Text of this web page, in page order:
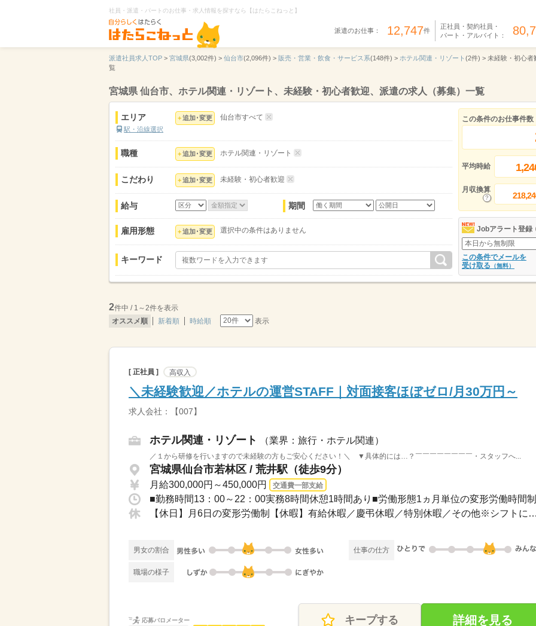
社員・派遣・パートのお仕事・求人情報を探すなら【はたらこねっと】
派遣のお仕事： 12,747件
正社員・契約社員・
パート・アルバイト：
派遣社員求人TOP > 宮城県(3,002件) > 仙台市(2,096件) > 販売・営業・飲食・サービス系(148件) > ホテル関連・リゾート (2件) > 未経験・初心者
覧
宮城県 仙台市、ホテル関連・リゾート、未経験・初心者歓迎、派遣の求人（募集）一覧
エリア
駅・沿線選択
追加･変更 仙台市すべて
職種 追加･変更 ホテル関連・リゾート
こだわり 追加･変更 未経験・初心者歓迎
給与 期間
雇用形態 追加･変更 選択中の条件はありません
キーワード
この条件のお仕事件数
平均時給
月収換算
Jobアラート登録
この条件でメールを
受け取る （無料）
2件中 / 1～2件を表示
オススメ順
新着順 時給順 表示
[ 正社員 ] 高収入
＼未経験歓迎／ホテルの運営STAFF｜対面接客ほぼゼロ/月30万円～
求人会社：【007】
ホテル関連・リゾート （業界：旅行・ホテル関連）
／１から研修を行いますので未経験の方もご安心ください！＼ ▼具体的には…？￣￣￣￣￣￣￣￣・スタッフへ...
宮城県仙台市若林区 / 荒井駅（徒歩9分）
月給300,000円～450,000円 交通費一部支給
■勤務時間13：00～22：00実務8時間休憩1時間あり■労働形態1ヵ月単位の変形労働時間
【休日】月6日の変形労働制【休暇】有給休暇／慶弔休暇／特別休暇／その他※シフトによ...
男女の割合 仕事の仕方
職場の様子
応募バロメーター キープする 詳細を見る